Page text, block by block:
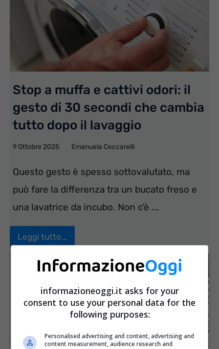
Stop a muffa e cattivi odori: il
gesto di 30 secondi che cambia
tutto dopo il lavaggio
9 Ottobre 2025 Emanuela Ceccarelli
Questo gesto è spesso sottovalutato, ma
può fare la differenza tra un bucato freso e
una lavatrice da incubo. Non c’è ...
Leggi tutto...
informazioneoggi.it asks for your
consent to use your personal data for the
following purposes:
Personalised advertising and content, advertising and
content measurement, audience research and